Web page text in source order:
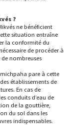
?
ne bénéficient
situation entraîne
la conformité du
de procéder à
nombreuses
pare à cette
établissements de
En cas de
conduits d’eau de
de la gouttière,
du sol dans les
indispensables.